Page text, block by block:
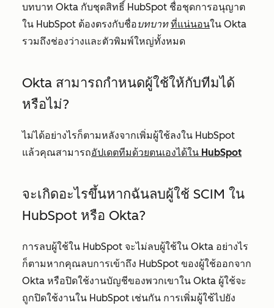
บทบาท Okta กับชุดสิทธิ์ HubSpot ชื่อชุดการอนุญาต
ใน HubSpot ต้องตรงกับชื่อบทบาท ที่แน่นอนใน Okta
รวมถึงช่องว่างและตัวพิมพ์ใหญ่ทั้งหมด
Okta สามารถกำหนดผู้ใช้ให้กับทีมได้
หรือไม่?
ไม่ได้อย่างไรก็ตามหลังจากเพิ่มผู้ใช้ลงใน HubSpot
แล้วคุณสามารถอัปเดตทีมด้วยตนเองได้ใน HubSpot
จะเกิดอะไรขึ้นหากฉันลบผู้ใช้ SCIM ใน
HubSpot หรือ Okta?
การลบผู้ใช้ใน HubSpot จะไม่ลบผู้ใช้ใน Okta อย่างไร
ก็ตามหากคุณลบการเข้าถึง HubSpot ของผู้ใช้ออกจาก
Okta หรือปิดใช้งานบัญชีของพวกเขาใน Okta ผู้ใช้จะ
ถูกปิดใช้งานใน HubSpot เช่นกัน การเพิ่มผู้ใช้ไปยัง